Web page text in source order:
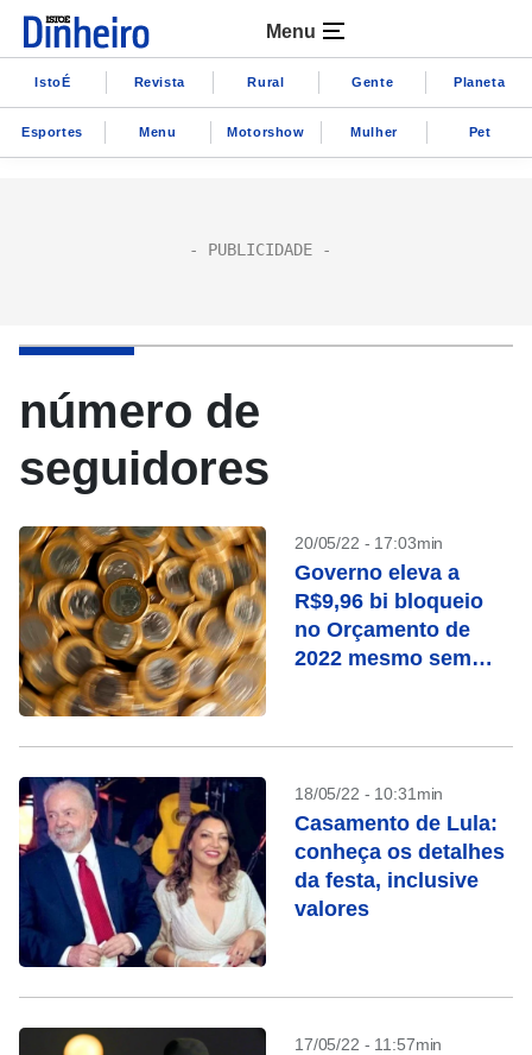
Menu
IstoÉ Revista Rural Gente Planeta
Esportes Menu Motorshow Mulher Pet
número de
seguidores
20/05/22 - 17:03min
Governo eleva a
R$9,96 bi bloqueio
no Orçamento de
2022 mesmo sem
18/05/22 - 10:31min
Casamento de Lula:
conheça os detalhes
da festa, inclusive
valores
17/05/22 - 11:57min